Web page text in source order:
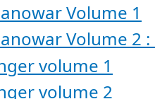
Volume 1
Volume 2
volume 1
volume 2